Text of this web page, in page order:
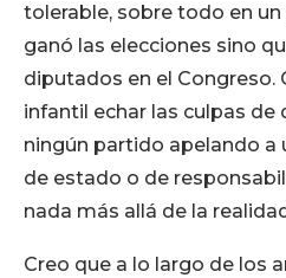
tolerable, sobre todo en
ganó las elecciones sino
diputados en el Congreso.
infantil echar las culpas de
ningún partido apelando a
de estado o de
nada más allá de la
Creo que a lo largo de los